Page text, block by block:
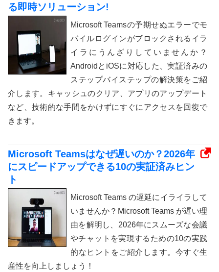
る即時ソリューション!
Microsoft Teamsの予期せぬエラーでモ
バイルログインがブロックされるイラ
イラにうんざりしていませんか？
AndroidとiOSに対応した、実証済みの
ステップバイステップの解決策をご紹
介します。キャッシュのクリア、アプリのアップデート
など、技術的な手間をかけずにすぐにアクセスを回復で
きます。
Microsoft Teamsはなぜ遅いのか？2026年
にスピードアップできる10の実証済みヒン
ト
Microsoft Teams の遅延にイライラして
いませんか？Microsoft Teams が遅い理
由を解明し、2026年にスムーズな会議
やチャットを実現するための10の実践
的なヒントをご紹介します。今すぐ生
産性を向上しましょう！